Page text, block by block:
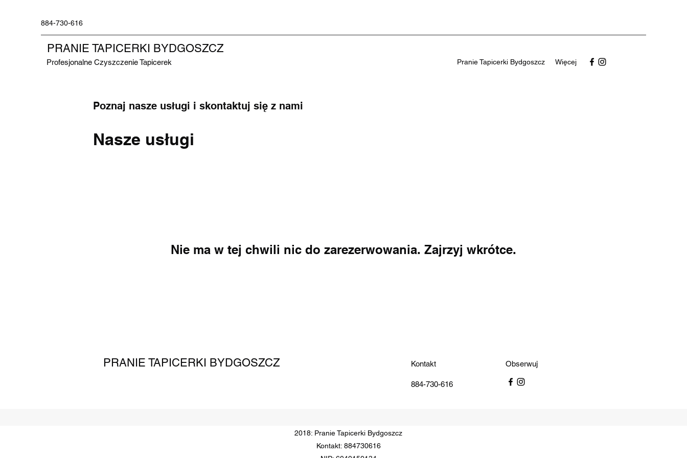
884-730-616
PRANIE TAPICERKI BYDGOSZCZ
Profesjonalne Czyszczenie Tapicerek Pranie Tapicerki Bydgoszcz Więcej
Poznaj nasze usługi i skontaktuj się z nami
Nasze usługi
Nie ma w tej chwili nic do zarezerwowania. Zajrzyj wkrótce.
PRANIE TAPICERKI BYDGOSZCZ Kontakt
884-730-616
Obserwuj
2018: Pranie Tapicerki Bydgoszcz
Kontakt: 884730616​